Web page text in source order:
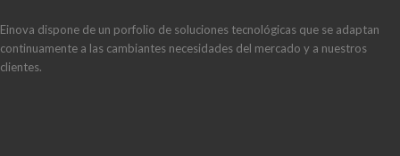
Einova dispone de un porfolio de soluciones tecnológicas que se adaptan
continuamente a las cambiantes necesidades del mercado y a nuestros
clientes.